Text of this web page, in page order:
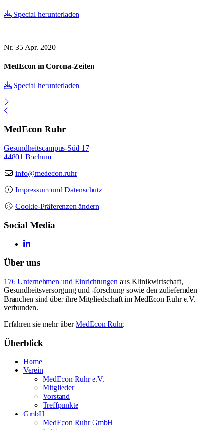
Special herunterladen
Nr. 35 Apr. 2020
MedEcon in Corona-Zeiten
Special herunterladen
MedEcon Ruhr
Gesundheitscampus-Süd 17
44801 Bochum
info@medecon.ruhr
Impressum und Datenschutz
Cookie-Präferenzen ändern
Social Media
Über uns
176 Unternehmen und Einrichtungen aus Klinikwirtschaft,
Gesundheitsversorgung und -forschung sowie den zuliefernden
Branchen sind über ihre Mitgliedschaft im MedEcon Ruhr e.V.
verbunden.
Erfahren sie mehr überMedEcon Ruhr.
Überblick
Home
Verein
MedEcon Ruhr e.V.
Mitglieder
Vorstand
Treffpunkte
GmbH
MedEcon Ruhr GmbH